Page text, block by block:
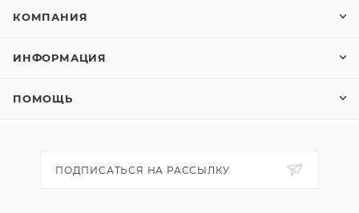
КОМПАНИЯ
ИНФОРМАЦИЯ
ПОМОЩЬ
ПОДПИСАТЬСЯ НА РАССЫЛКУ